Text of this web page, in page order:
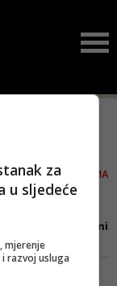
KANDIDATIMA
U VLADI KS
smo iznenađeni
i da se u javnosti
za
u sljedeće
mjerenje
razvoj usluga